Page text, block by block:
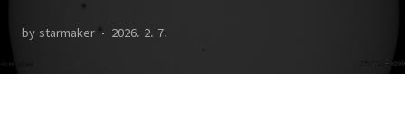
by starmaker 2026. 2. 7.